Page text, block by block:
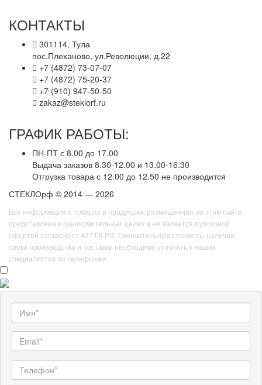
КОНТАКТЫ
301114, Тула
пос.Плеханово, ул.Революции, д.22
+7 (4872) 73-07-07
+7 (4872) 75-20-37
+7 (910) 947-50-50
zakaz@steklorf.ru
ГРАФИК РАБОТЫ:
ПН-ПТ с 8.00 до 17.00
Выдача заказов 8.30-12.00 и 13.00-16.30
Отгрузка товара с 12.00 до 12.50 не производится
СТЕКЛОрф © 2014 — 2026
Вся информация о товарах и продукции, размещенная на этом сайте,
представлена в ознакомительных целях и не является публичной
офертой согласно ст.437 ГК РФ. Окончательную стоимоть, наличие,
сроки производства и поставки необходимо уточнять у наших
специалистов по телефонам.